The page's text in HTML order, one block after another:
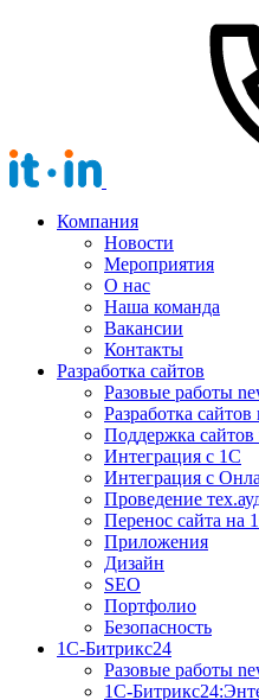
Компания
Новости
Мероприятия
О нас
Наша команда
Вакансии
Контакты
Разработка сайтов
Разовые работы
Разработка
Поддержка
Интеграция с 1С
Интеграция с
Проведение
Перенос сайта на
Приложения
Дизайн
SEO
Портфолио
Безопасность
1C-Битрикс24
Разовые работы
1С-